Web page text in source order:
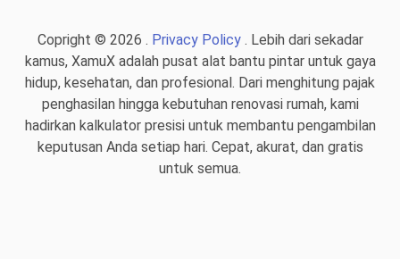
Copright © 2026 . Privacy Policy. Lebih dari sekadar
kamus, XamuX adalah pusat alat bantu pintar untuk gaya
hidup, kesehatan, dan profesional. Dari menghitung pajak
penghasilan hingga kebutuhan renovasi rumah, kami
hadirkan kalkulator presisi untuk membantu pengambilan
keputusan Anda setiap hari. Cepat, akurat, dan gratis
untuk semua.